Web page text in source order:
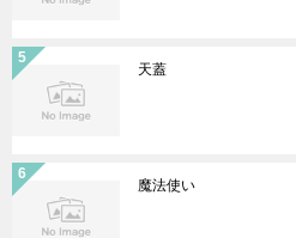
天蓋
魔法使い